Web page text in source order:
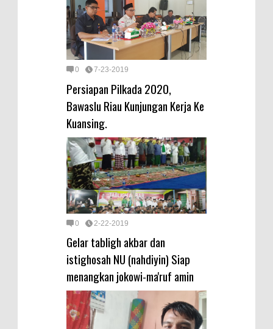
0 7-23-2019
Persiapan Pilkada 2020,
Bawaslu Riau Kunjungan Kerja Ke
Kuansing.
0 2-22-2019
Gelar tabligh akbar dan
istighosah NU (nahdiyin) Siap
menangkan jokowi-ma'ruf amin